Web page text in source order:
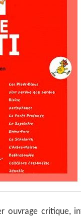
ouvrage critique,